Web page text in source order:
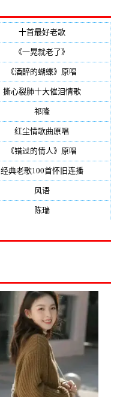
十首最好老歌(300)
《一晃就老了》
《酒醉的蝴蝶》原唱
撕心裂肺十大催泪情歌(195)
祁隆(188)
红尘情歌曲原唱
《错过的情人》原唱
经典老歌100首怀旧连播(134)
风语(132)
陈瑞(128)